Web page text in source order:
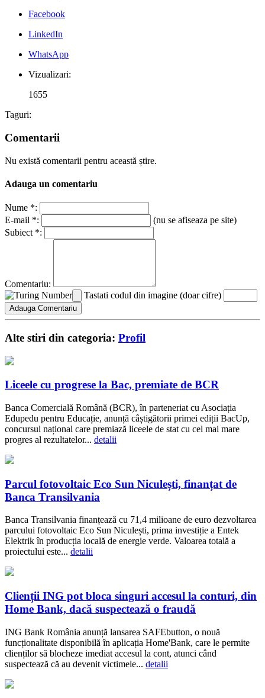
Facebook
LinkedIn
WhatsApp
Vizualizari:
1655
Taguri:
Comentarii
Nu există comentarii pentru această știre.
Adauga un comentariu
Nume *:
E-mail *:
(nu se afiseaza pe site)
Subiect *:
Comentariu:
Tastati codul din imagine (doar cifre)
Alte stiri din categoria: Profil
Liceele cu progrese la Bac, premiate de BCR
Banca Comercială Română (BCR), în parteneriat cu Asociația
Edupedu pentru Educație, anunță câștigătorii primei ediții BacUp,
concursul național care premiază liceele de stat cu cel mai mare
progres al rezultatelor... detalii
Parcul fotovoltaic Eco Sun Niculești, finanțat de
Banca Transilvania
Banca Transilvania finanțează cu 71,4 milioane de euro dezvoltarea
parcului fotovoltaic Eco Sun Niculești, prima investiție a Entek
Elektrik în producția locală de energie verde. Valoarea totală a
proiectului este... detalii
Clienții ING pot bloca singuri accesul la conturi, din
Home Bank, dacă suspectează o fraudă
ING Bank România anunță lansarea SAFEbutton, o nouă
funcționalitate disponibilă în aplicația Home'Bank, care le permite
clienților să blocheze imediat accesul la cont, atunci când
suspectează că au devenit victimele... detalii